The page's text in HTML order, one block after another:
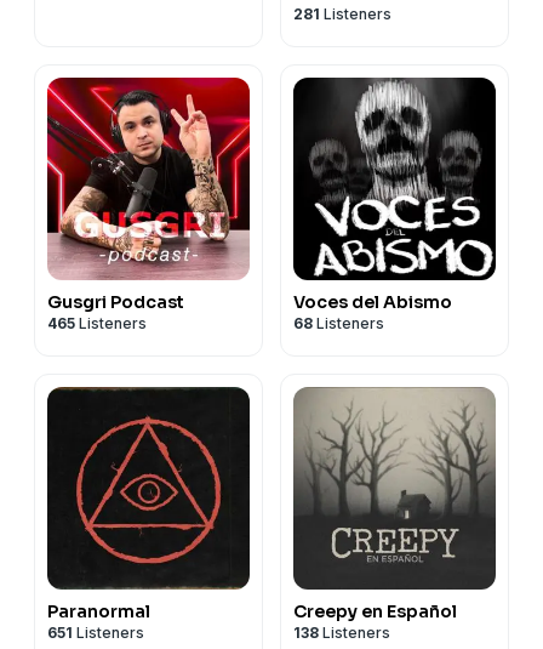
281 Listeners
Gusgri Podcast
465 Listeners
Voces del Abismo
68 Listeners
Paranormal
651 Listeners
Creepy en Español
138 Listeners